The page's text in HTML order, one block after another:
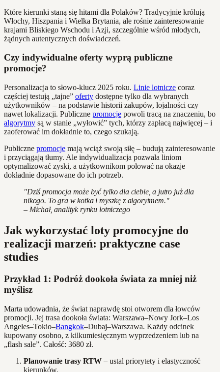
Które kierunki staną się hitami dla Polaków? Tradycyjnie królują
Włochy, Hiszpania i Wielka Brytania, ale rośnie zainteresowanie
krajami Bliskiego Wschodu i Azji, szczególnie wśród młodych,
żądnych autentycznych doświadczeń.
Czy indywidualne oferty wyprą publiczne
promocje?
Personalizacja to słowo-klucz 2025 roku. Linie lotnicze coraz
częściej testują „tajne” oferty dostępne tylko dla wybranych
użytkowników – na podstawie historii zakupów, lojalności czy
nawet lokalizacji. Publiczne promocje powoli tracą na znaczeniu, bo
algorytmy są w stanie „wyłowić” tych, którzy zapłacą najwięcej – i
zaoferować im dokładnie to, czego szukają.
Publiczne promocje mają wciąż swoją siłę – budują zainteresowanie
i przyciągają tłumy. Ale indywidualizacja pozwala liniom
optymalizować zyski, a użytkownikom polować na okazje
dokładnie dopasowane do ich potrzeb.
"Dziś promocja może być tylko dla ciebie, a jutro już dla
nikogo. To gra w kotka i myszkę z algorytmem."
– Michał, analityk rynku lotniczego
Jak wykorzystać loty promocyjne do
realizacji marzeń: praktyczne case
studies
Przykład 1: Podróż dookoła świata za mniej niż
myślisz
Marta udowadnia, że świat naprawdę stoi otworem dla łowców
promocji. Jej trasa dookoła świata: Warszawa–Nowy Jork–Los
Angeles–Tokio–Bangkok–Dubaj–Warszawa. Każdy odcinek
kupowany osobno, z kilkumiesięcznym wyprzedzeniem lub na
„flash sale”. Całość: 3680 zł.
Planowanie trasy RTW – ustal priorytety i elastyczność
kierunków.